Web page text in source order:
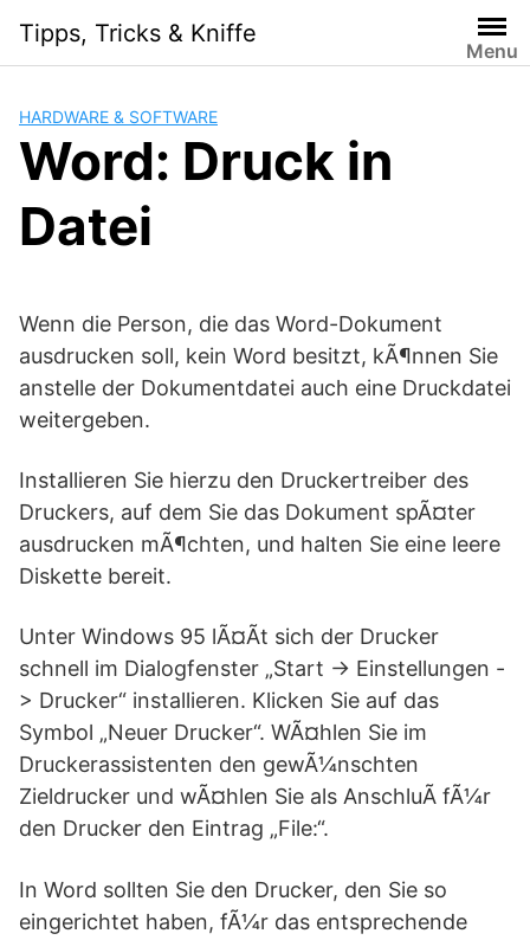
content
Tipps, Tricks & Kniffe
Menu
HARDWARE & SOFTWARE
Word: Druck in
Datei
Wenn die Person, die das Word-Dokument
ausdrucken soll, kein Word besitzt, kÃ¶nnen Sie
anstelle der Dokumentdatei auch eine Druckdatei
weitergeben.
Installieren Sie hierzu den Druckertreiber des
Druckers, auf dem Sie das Dokument spÃ¤ter
ausdrucken mÃ¶chten, und halten Sie eine leere
Diskette bereit.
Unter Windows 95 lÃ¤Ãt sich der Drucker
schnell im Dialogfenster „Start -> Einstellungen -
> Drucker“ installieren. Klicken Sie auf das
Symbol „Neuer Drucker“. WÃ¤hlen Sie im
Druckerassistenten den gewÃ¼nschten
Zieldrucker und wÃ¤hlen Sie als AnschluÃ fÃ¼r
den Drucker den Eintrag „File:“.
In Word sollten Sie den Drucker, den Sie so
eingerichtet haben, fÃ¼r das entsprechende